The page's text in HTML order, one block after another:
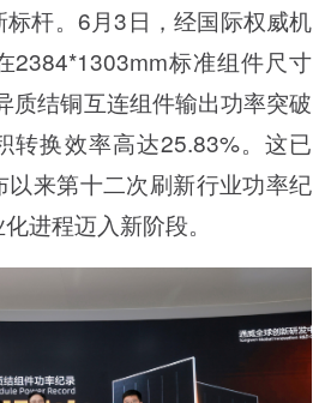
杆。6月3日，经国际权威机
2384*1303mm标准组件尺寸
质结铜互连组件输出功率突破
转换效率高达25.83%。这已
以来第十二次刷新行业功率纪
进程迈入新阶段。